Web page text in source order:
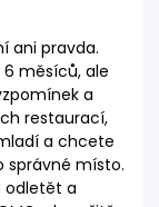
ani pravda.
6 měsíců, ale
a
restaurací,
a chcete
správné místo.
odletět a